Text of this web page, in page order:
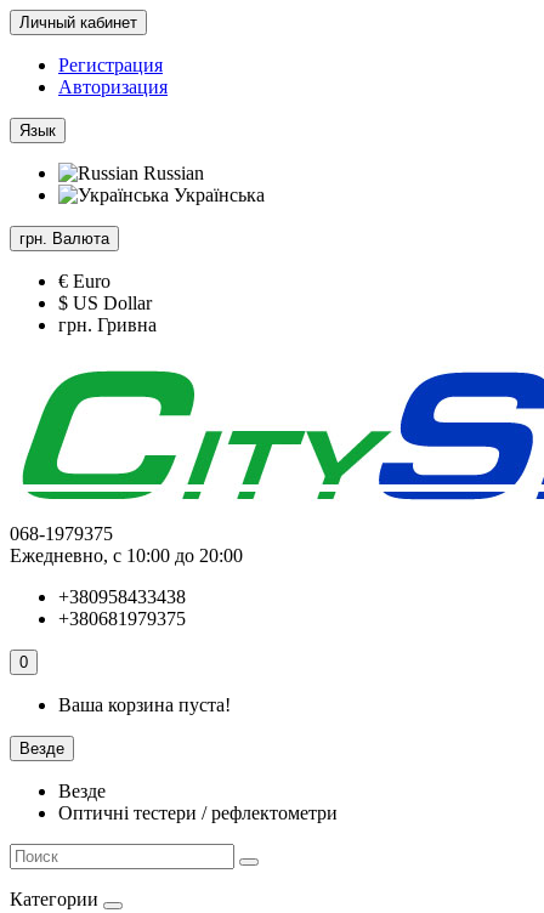
Личный кабинет
Регистрация
Авторизация
Язык
Russian
Українська
грн. Валюта
€ Euro
$ US Dollar
грн. Гривна
068-1979375
Ежедневно, с 10:00 до 20:00
+380958433438
+380681979375
0
Ваша корзина пуста!
Везде
Везде
Оптичні тестери / рефлектометри
Категории